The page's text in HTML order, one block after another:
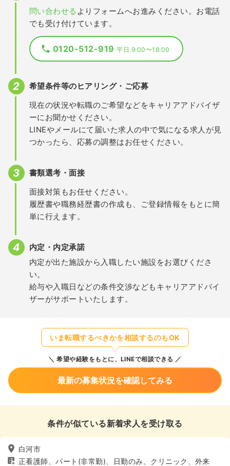
問い合わせる よりフォームへお進みください。お電話
でも受け付けています。
0120-512-919平日 9:00〜18:00
希望条件等のヒアリング・ご応募
現在の状況や転職のご希望などをキャリアアドバイザ
ーにお聞かせください。
LINEやメールにて届いた求人の中で気になる求人が見
つかったら、応募の調整はお任せください。
書類選考・面接
面接対策もお任せください。
履歴書や職務経歴書の作成も、ご登録情報をもとに簡
単に行えます。
内定・内定承諾
内定が出た施設から入職したい施設をお選びくださ
い。
給与や入職日などの条件交渉などもキャリアアドバイ
ザーがサポートいたします。
いま転職するべきかを相談するのもOK
希望や経験をもとに、LINEで相談できる
最新の募集状況を確認してみる
条件が似ている新着求人を受け取る
白河市
正看護師、パート(非常勤)、日勤のみ、クリニック、外来